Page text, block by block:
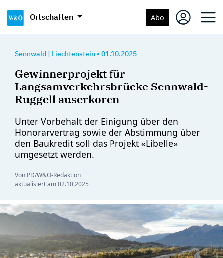
Ortschaften Abo
Sennwald | Liechtenstein • 01.10.2025
Gewinnerprojekt für
Langsamverkehrsbrücke Sennwald-
Ruggell auserkoren
Unter Vorbehalt der Einigung über den
Honorarvertrag sowie der Abstimmung über
den Baukredit soll das Projekt «Libelle»
umgesetzt werden.
Von PD/W&O-Redaktion
aktualisiert am02.10.2025